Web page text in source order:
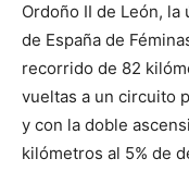
Ordoño II de León,
de España de
recorrido de 82
vueltas a un circuito
y con la doble
kilómetros al 5% de